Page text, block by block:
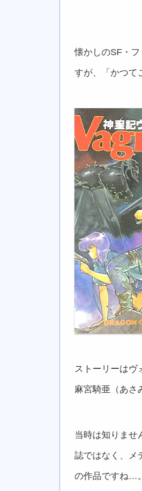
懐かしのSF・フ
すが、「かつて
ストーリーはヴ
麻宮騎亜（あさ
当時は知りませ
誌ではなく、メ
の作品ですね…。